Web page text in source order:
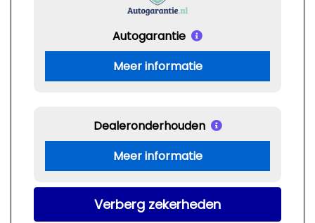
Autogarantie
Meer informatie
Dealeronderhouden
Meer informatie
Verberg zekerheden